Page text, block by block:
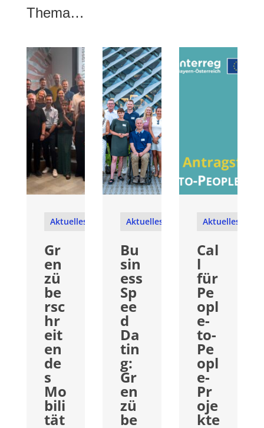
Thema…
Aktuelles
Gr
en
zü
be
rsc
hr
eit
en
de
s
Mo
bili
tät
Aktuelles
Bu
sin
ess
Sp
ee
d
Da
tin
g:
Gr
en
zü
be
Aktuelles
Cal
l
für
Pe
opl
e-
to-
Pe
opl
e-
Pr
oje
kte